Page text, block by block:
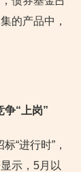
的产品中，
争“上岗”
“进行时”，
示，5月以